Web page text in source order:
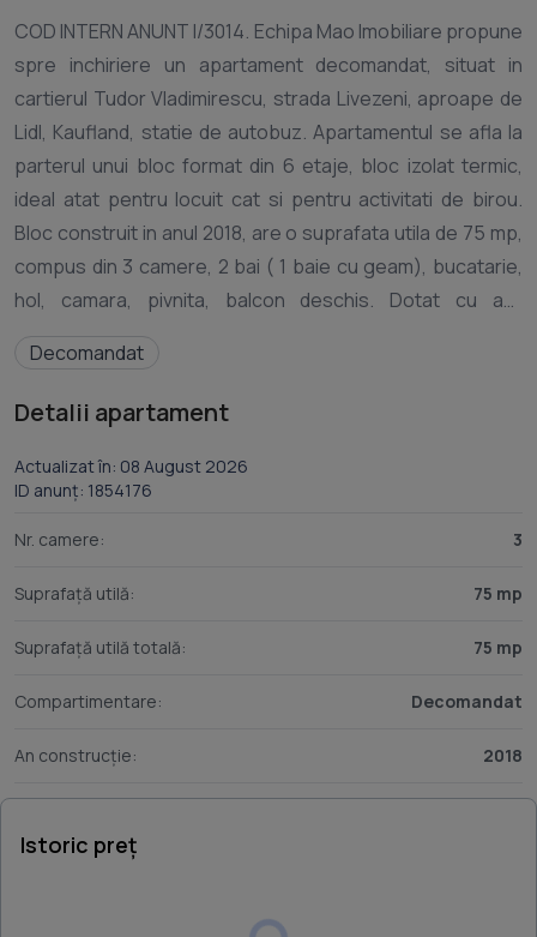
COD INTERN ANUNT I/3014. Echipa Mao Imobiliare propune
spre inchiriere un apartament decomandat, situat in
cartierul Tudor Vladimirescu, strada Livezeni, aproape de
Lidl, Kaufland, statie de autobuz. Apartamentul se afla la
parterul unui bloc format din 6 etaje, bloc izolat termic,
ideal atat pentru locuit cat si pentru activitati de birou.
Bloc construit in anul 2018, are o suprafata utila de 75 mp,
compus din 3 camere, 2 bai ( 1 baie cu geam), bucatarie,
hol, camara, pivnita, balcon deschis. Dotat cu aer
metalica la intrare, gresie, faianta, parchet melaminat.
Dispune si de 2 locuri de parcare, inclus in pret. Se
inchiriaza mobilat si utilat partial (bucataria si baia
mobilata), la pretul de 490 Euro/luna. In cazul inchirierii prin
agentia noastra se va percepe un comision de 50 % din
valoarea unei chirii lunare. Pentru mai multe informatii ne
formularul de contact) Ramona Constantin sau (folosesti
formularul de contact) Horatiu Farcas. Cu stima, Echipa
Decomandat
Detalii apartament
Actualizat în: 08 August 2026
ID anunț: 1854176
Nr. camere: 3
Suprafață utilă: 75 mp
Suprafață utilă totală: 75 mp
Compartimentare: Decomandat
An construcție: 2018
Istoric preț